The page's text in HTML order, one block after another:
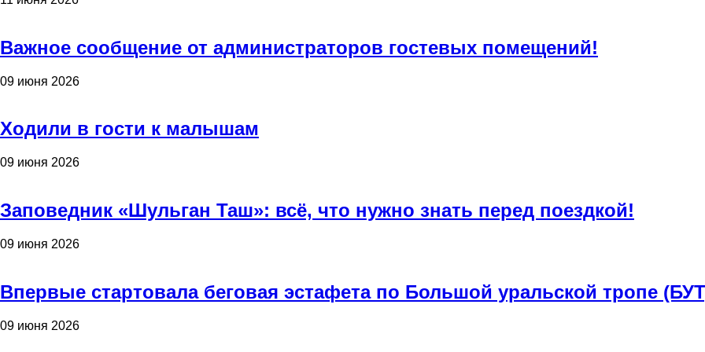
Важное сообщение от администраторов гостевых помещений!
09 июня 2026
Ходили в гости к малышам
09 июня 2026
Заповедник «Шульган Таш»: всё, что нужно знать перед поездкой!
09 июня 2026
Впервые стартовала беговая эстафета по Большой уральской тропе
09 июня 2026